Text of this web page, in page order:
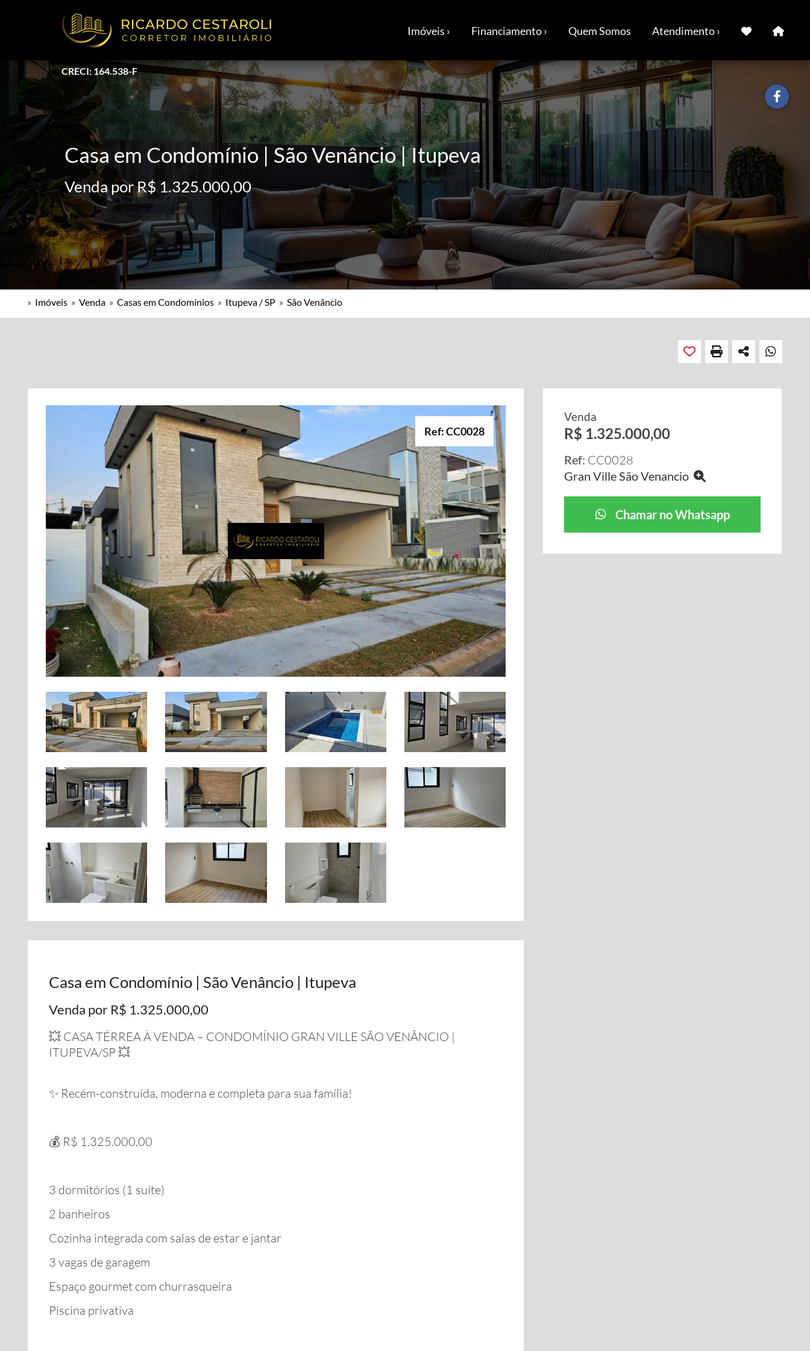
CRECI: 164.538-F
Imóveis › Financiamento › Quem Somos Atendimento ›
Casa em Condomínio | São Venâncio | Itupeva
Venda por R$ 1.325.000,00
» Imóveis » Venda » Casas em Condomínios » Itupeva / SP » São Venâncio
Ref: CC0028
Casa em Condomínio | São Venâncio | Itupeva
Venda por R$ 1.325.000,00
💥 CASA TÉRREA À VENDA – CONDOMÍNIO GRAN VILLE SÃO VENÂNCIO |
ITUPEVA/SP 💥
✨ Recém-construída, moderna e completa para sua família!
💰 R$ 1.325.000,00
3 dormitórios (1 suíte)
2 banheiros
Cozinha integrada com salas de estar e jantar
3 vagas de garagem
Espaço gourmet com churrasqueira
Piscina privativa
Venda
R$ 1.325.000,00
Ref: CC0028
Gran Ville São Venancio
Chamar no Whatsapp